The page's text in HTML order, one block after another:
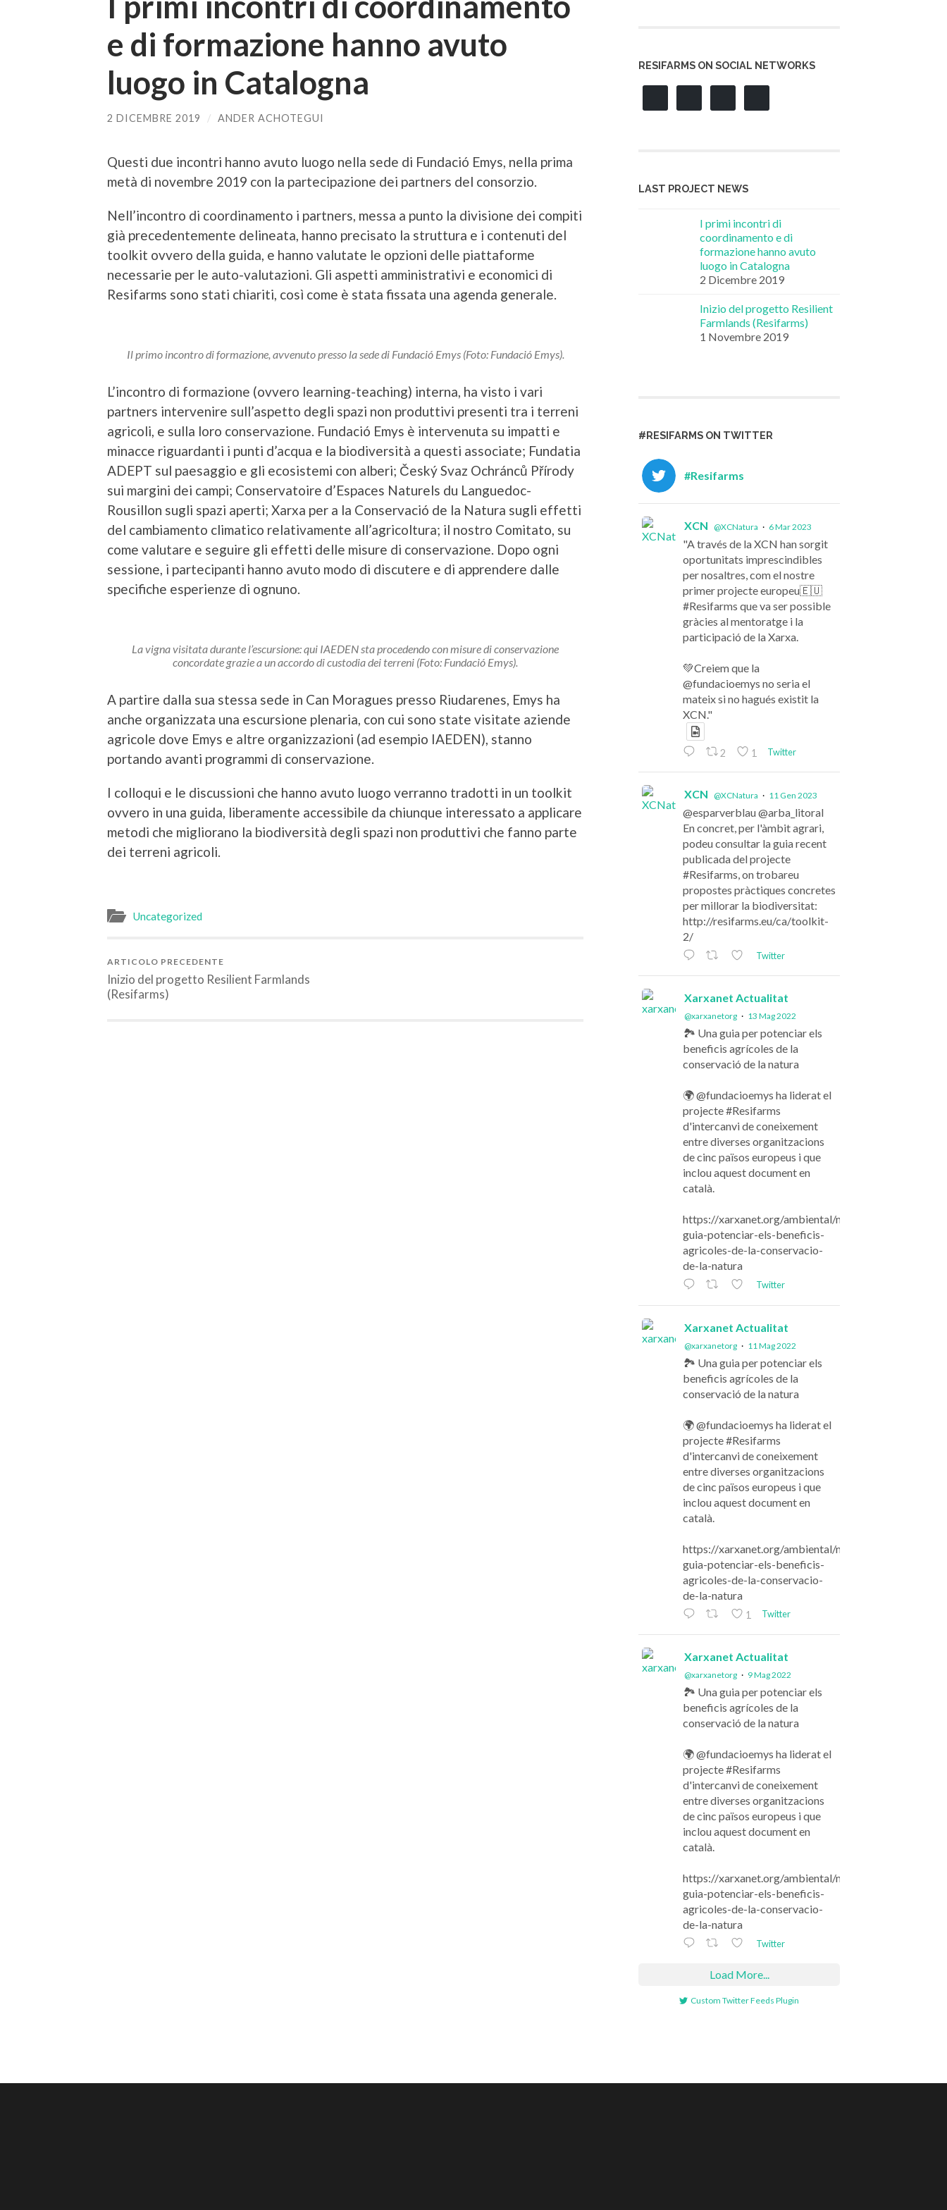
e di formazione hanno avuto
luogo in Catalogna
2 DICEMBRE 2019 / ANDER ACHOTEGUI
Questi due incontri hanno avuto luogo nella sede di Fundació Emys, nella prima
metà di novembre 2019 con la partecipazione dei partners del consorzio.
Nell’incontro di coordinamento i partners, messa a punto la divisione dei compiti
già precedentemente delineata, hanno precisato la struttura e i contenuti del
toolkit ovvero della guida, e hanno valutate le opzioni delle piattaforme
necessarie per le auto-valutazioni. Gli aspetti amministrativi e economici di
Resifarms sono stati chiariti, così come è stata fissata una agenda generale.
Il primo incontro di formazione, avvenuto presso la sede di Fundació Emys (Foto: Fundació Emys).
L’incontro di formazione (ovvero learning-teaching) interna, ha visto i vari
partners intervenire sull’aspetto degli spazi non produttivi presenti tra i terreni
agricoli, e sulla loro conservazione. Fundació Emys è intervenuta su impatti e
minacce riguardanti i punti d’acqua e la biodiversità a questi associate; Fundatia
ADEPT sul paesaggio e gli ecosistemi con alberi; Český Svaz Ochránců Přírody
sui margini dei campi; Conservatoire d’Espaces Naturels du Languedoc-
Rousillon sugli spazi aperti; Xarxa per a la Conservació de la Natura sugli effetti
del cambiamento climatico relativamente all’agricoltura; il nostro Comitato, su
come valutare e seguire gli effetti delle misure di conservazione. Dopo ogni
sessione, i partecipanti hanno avuto modo di discutere e di apprendere dalle
specifiche esperienze di ognuno.
La vigna visitata durante l’escursione: qui IAEDEN sta procedendo con misure di conservazione
concordate grazie a un accordo di custodia dei terreni (Foto: Fundació Emys).
A partire dalla sua stessa sede in Can Moragues presso Riudarenes, Emys ha
anche organizzata una escursione plenaria, con cui sono state visitate aziende
agricole dove Emys e altre organizzazioni (ad esempio IAEDEN), stanno
portando avanti programmi di conservazione.
I colloqui e le discussioni che hanno avuto luogo verranno tradotti in un toolkit
ovvero in una guida, liberamente accessibile da chiunque interessato a applicare
metodi che migliorano la biodiversità degli spazi non produttivi che fanno parte
dei terreni agricoli.
Uncategorized
ARTICOLO PRECEDENTE
Inizio del progetto Resilient Farmlands
(Resifarms)
RESIFARMS ON SOCIAL NETWORKS
LAST PROJECT NEWS
I primi incontri di
coordinamento e di
formazione hanno avuto
luogo in Catalogna
2 Dicembre 2019
Inizio del progetto Resilient
Farmlands (Resifarms)
1 Novembre 2019
#RESIFARMS ON TWITTER
#Resifarms
XCN @XCNatura · 6 Mar 2023
"A través de la XCN han sorgit
oportunitats imprescindibles
per nosaltres, com el nostre
primer projecte europeu🇪🇺
#Resifarms que va ser possible
gràcies al mentoratge i la
participació de la Xarxa.
💚Creiem que la
@fundacioemys no seria el
mateix si no hagués existit la
XCN."
2 1 Twitter
XCN @XCNatura · 11 Gen 2023
@esparverblau @arba_litoral
En concret, per l'àmbit agrari,
podeu consultar la guia recent
publicada del projecte
#Resifarms, on trobareu
propostes pràctiques concretes
per millorar la biodiversitat:
http://resifarms.eu/ca/toolkit-
2/
Twitter
Xarxanet Actualitat
@xarxanetorg · 13 Mag 2022
🏞️ Una guia per potenciar els
beneficis agrícoles de la
conservació de la natura
🌍 @fundacioemys ha liderat el
projecte #Resifarms
d'intercanvi de coneixement
entre diverses organitzacions
de cinc països europeus i que
inclou aquest document en
català.
https://xarxanet.org/ambiental/noticies/una-
guia-potenciar-els-beneficis-
agricoles-de-la-conservacio-
de-la-natura
Twitter
Xarxanet Actualitat
@xarxanetorg · 11 Mag 2022
🏞️ Una guia per potenciar els
beneficis agrícoles de la
conservació de la natura
🌍 @fundacioemys ha liderat el
projecte #Resifarms
d'intercanvi de coneixement
entre diverses organitzacions
de cinc països europeus i que
inclou aquest document en
català.
https://xarxanet.org/ambiental/noticies/una-
guia-potenciar-els-beneficis-
agricoles-de-la-conservacio-
de-la-natura
1 Twitter
Xarxanet Actualitat
@xarxanetorg · 9 Mag 2022
🏞️ Una guia per potenciar els
beneficis agrícoles de la
conservació de la natura
🌍 @fundacioemys ha liderat el
projecte #Resifarms
d'intercanvi de coneixement
entre diverses organitzacions
de cinc països europeus i que
inclou aquest document en
català.
https://xarxanet.org/ambiental/noticies/una-
guia-potenciar-els-beneficis-
agricoles-de-la-conservacio-
de-la-natura
Twitter
Load More...
Custom Twitter Feeds Plugin